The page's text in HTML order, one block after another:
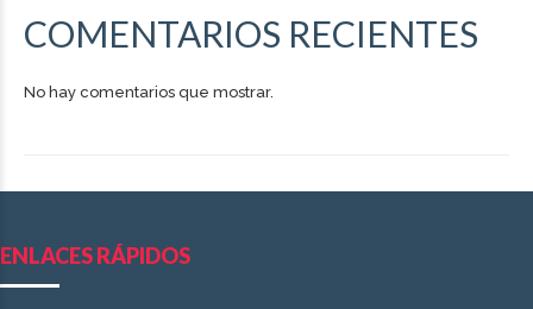
COMENTARIOS RECIENTES
No hay comentarios que mostrar.
ENLACES RÁPIDOS